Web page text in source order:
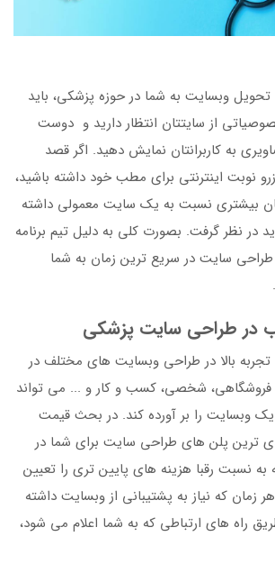
تحویل وبسایت به شما در حوزه پزشکی، باید
از سایتتان انتظار دارید و دوست
به کاربرانتان نمایش دهید. اگر قصد
نوبت اینترنتی برای مطب خود داشته باشید،
بیشتری نسبت به یک سایت معمولی داشته
در نظر گرفت. بصورت کلی به دلیل تیم برنامه
سایت در سریع ترین زمان به شما
در طراحی سایت پزشکی
تجربه بالا در طراحی وبسایت های مختلف در
فروشگاهی، شخصی، کسب و کار و ... می تواند
یک وبسایت را بر آورده کند. در بحث قیمت
ترین پلن های طراحی سایت برای شما در
نسبت رقبا هزینه های پایین تری را تعیین
زمان که نیاز به پشتیبانی از وبسایت داشته
راه های ارتباطی که به شما اعلام می شود،